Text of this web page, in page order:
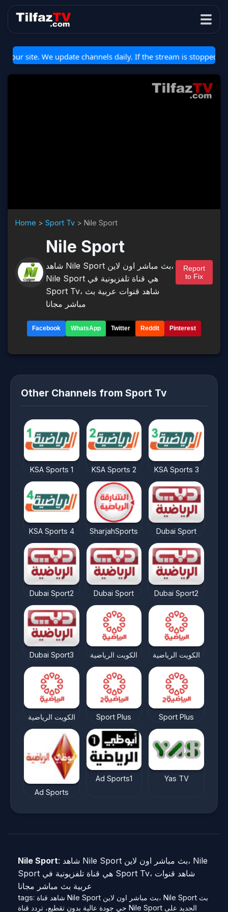
site. We update channels daily. If the stream is stopped or
Home > Sport Tv > Nile Sport
Nile Sport
شاهد Nile Sport بث مباشر اون لاين،
Nile Sport هي قناة تلفزيونية في
Sport Tv، شاهد قنوات عربية بث
مباشر مجانا
Report
to Fix
Facebook WhatsApp Twitter Reddit Pinterest
Other Channels from Sport Tv
KSA Sports 1 KSA Sports 2 KSA Sports 3
KSA Sports 4 SharjahSports Dubai Sport
Dubai Sport2 Dubai Sport Dubai Sport2
Dubai Sport3 الكويت الرياضية الكويت الرياضية
الكويت الرياضية Sport Plus Sport Plus
Ad Sports
Ad Sports1 Yas TV
Nile Sport: شاهد Nile Sport بث مباشر اون لاين، Nile
Sport هي قناة تلفزيونية في Sport Tv، شاهد قنوات
عربية بث مباشر مجانا
tags: شاهد قناة Nile Sport بث مباشر اون لاين، Nile Sport بث
حي جودة عالية بدون تقطيع، تردد قناة Nile Sport الجديد على